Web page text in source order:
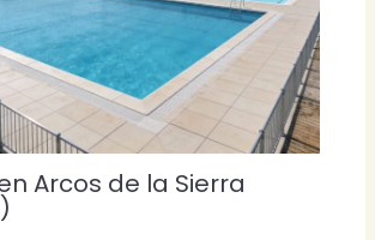
Arcos de la Sierra